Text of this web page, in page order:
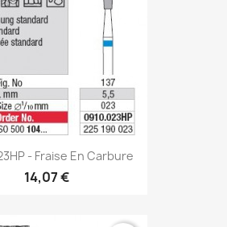
- Fraise En Carbure
14,07 €